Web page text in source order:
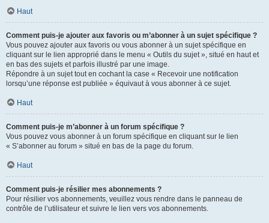
Haut
Comment puis-je ajouter aux favoris ou m’abonner à un sujet spécifique ?
Vous pouvez ajouter aux favoris ou vous abonner à un sujet spécifique en
cliquant sur le lien approprié dans le menu « Outils du sujet », situé en haut et
en bas des sujets et parfois illustré par une image.
Répondre à un sujet tout en cochant la case « Recevoir une notification
lorsqu’une réponse est publiée » équivaut à vous abonner à ce sujet.
Haut
Comment puis-je m’abonner à un forum spécifique ?
Vous pouvez vous abonner à un forum spécifique en cliquant sur le lien
« S’abonner au forum » situé en bas de la page du forum.
Haut
Comment puis-je résilier mes abonnements ?
Pour résilier vos abonnements, veuillez vous rendre dans le panneau de
contrôle de l’utilisateur et suivre le lien vers vos abonnements.